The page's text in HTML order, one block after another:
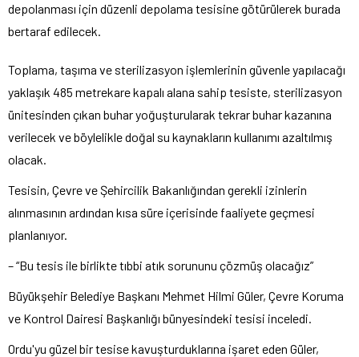
depolanması için düzenli depolama tesisine götürülerek burada
bertaraf edilecek.
Toplama, taşıma ve sterilizasyon işlemlerinin güvenle yapılacağı
yaklaşık 485 metrekare kapalı alana sahip tesiste, sterilizasyon
ünitesinden çıkan buhar yoğuşturularak tekrar buhar kazanına
verilecek ve böylelikle doğal su kaynakların kullanımı azaltılmış
olacak.
Tesisin, Çevre ve Şehircilik Bakanlığından gerekli izinlerin
alınmasının ardından kısa süre içerisinde faaliyete geçmesi
planlanıyor.
– “Bu tesis ile birlikte tıbbi atık sorununu çözmüş olacağız”
Büyükşehir Belediye Başkanı Mehmet Hilmi Güler, Çevre Koruma
ve Kontrol Dairesi Başkanlığı bünyesindeki tesisi inceledi.
Ordu'yu güzel bir tesise kavuşturduklarına işaret eden Güler,